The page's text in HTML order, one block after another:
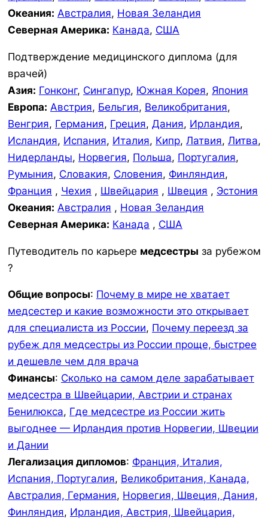
Океания: Австралия, Новая Зеландия
Северная Америка: Канада, США
Подтверждение медицинского диплома (для
врачей)
Азия: Гонконг, Сингапур, Южная Корея, Япония
Европа: Австрия, Бельгия, Великобритания,
Венгрия, Германия, Греция, Дания, Ирландия,
Исландия, Испания, Италия, Кипр, Латвия, Литва,
Нидерланды, Норвегия, Польша, Португалия,
Румыния, Словакия, Словения, Финляндия,
Франция , Чехия , Швейцария , Швеция , Эстония
Океания: Австралия , Новая Зеландия
Северная Америка: Канада , США
Путеводитель по карьере медсестры за рубежом
?
Общие вопросы: Почему в мире не хватает
медсестер и какие возможности это открывает
для специалиста из России, Почему переезд за
рубеж для медсестры из России проще, быстрее
и дешевле чем для врача
Финансы: Сколько на самом деле зарабатывает
медсестра в Швейцарии, Австрии и странах
Бенилюкса, Где медсестре из России жить
выгоднее — Ирландия против Норвегии, Швеции
и Дании
Легализация дипломов: Франция, Италия,
Испания, Португалия, Великобритания, Канада,
Австралия, Германия, Норвегия, Швеция, Дания,
Финляндия, Ирландия, Австрия, Швейцария,